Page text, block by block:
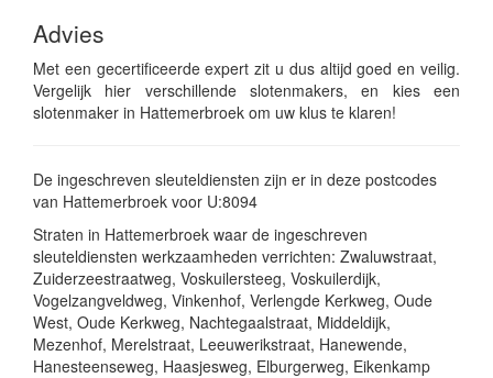
Advies
Met een gecertificeerde expert zit u dus altijd goed en veilig.
Vergelijk hier verschillende slotenmakers, en kies een
slotenmaker in Hattemerbroek om uw klus te klaren!
De ingeschreven sleuteldiensten zijn er in deze postcodes
van Hattemerbroek voor U:8094
Straten in Hattemerbroek waar de ingeschreven
sleuteldiensten werkzaamheden verrichten: Zwaluwstraat,
Zuiderzeestraatweg, Voskuilersteeg, Voskuilerdijk,
Vogelzangveldweg, Vinkenhof, Verlengde Kerkweg, Oude
West, Oude Kerkweg, Nachtegaalstraat, Middeldijk,
Mezenhof, Merelstraat, Leeuwerikstraat, Hanewende,
Hanesteenseweg, Haasjesweg, Elburgerweg, Eikenkamp